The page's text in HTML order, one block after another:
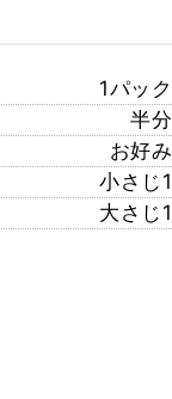
1パック
半分
お好み
小さじ1
大さじ1